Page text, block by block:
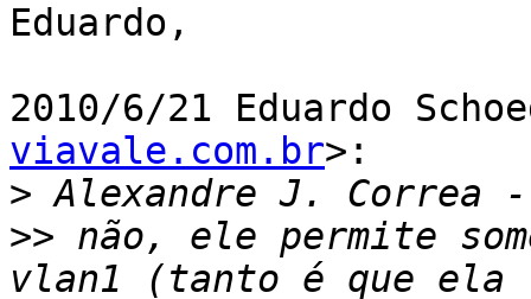
Eduardo,
2010/6/21 Eduardo
viavale.com.br>:
>
>> não, ele permite